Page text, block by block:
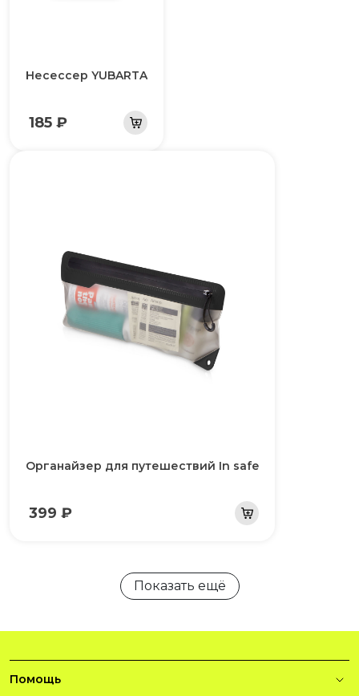
Несессер YUBARTA
185 ₽
Органайзер для путешествий In safe
399 ₽
Показать ещё
Помощь